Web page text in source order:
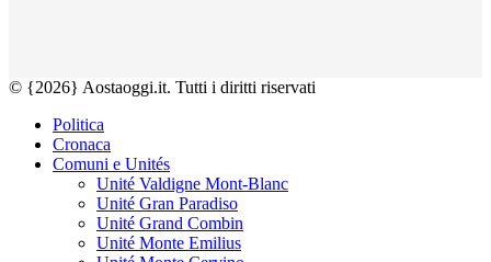
© {2026} Aostaoggi.it. Tutti i diritti riservati
Politica
Cronaca
Comuni e Unités
Unité Valdigne Mont-Blanc
Unité Gran Paradiso
Unité Grand Combin
Unité Monte Emilius